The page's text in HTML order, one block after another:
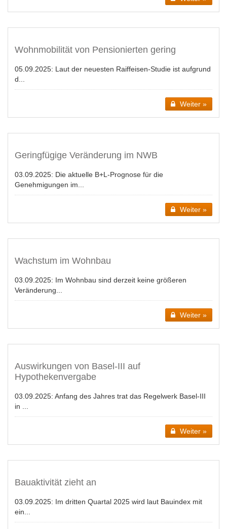
Wohnmobilität von Pensionierten gering
05.09.2025: Laut der neuesten Raiffeisen-Studie ist aufgrund
d...
Weiter »
Geringfügige Veränderung im NWB
03.09.2025: Die aktuelle B+L-Prognose für die
Genehmigungen im...
Weiter »
Wachstum im Wohnbau
03.09.2025: Im Wohnbau sind derzeit keine größeren
Veränderung...
Weiter »
Auswirkungen von Basel-III auf
Hypothekenvergabe
03.09.2025: Anfang des Jahres trat das Regelwerk Basel-III
in ...
Weiter »
Bauaktivität zieht an
03.09.2025: Im dritten Quartal 2025 wird laut Bauindex mit
ein...